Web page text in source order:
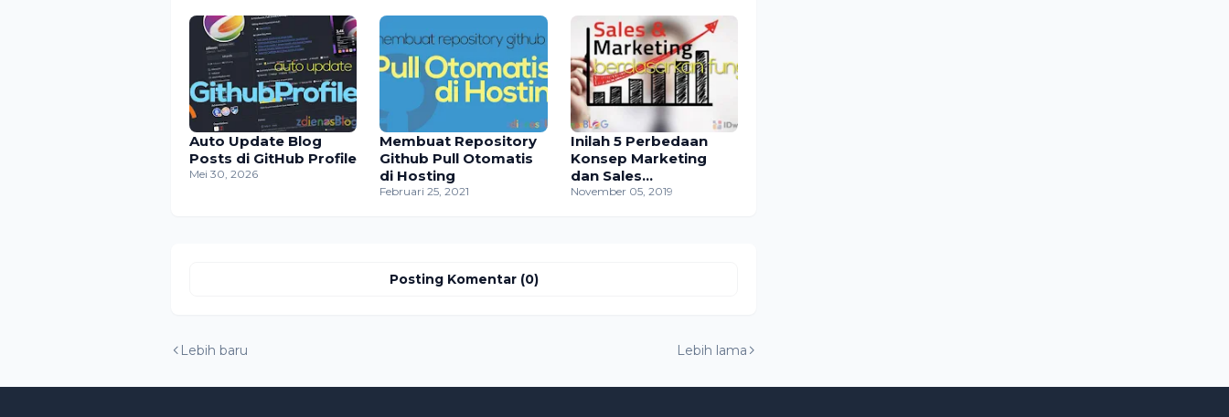
Auto Update Blog
Posts di GitHub Profile
Mei 30, 2026
Membuat Repository
Github Pull Otomatis
di Hosting
Februari 25, 2021
Inilah 5 Perbedaan
Konsep Marketing
dan Sales
Berdasarkan
November 05, 2019
Posting Komentar (0)
Lebih baru Lebih lama